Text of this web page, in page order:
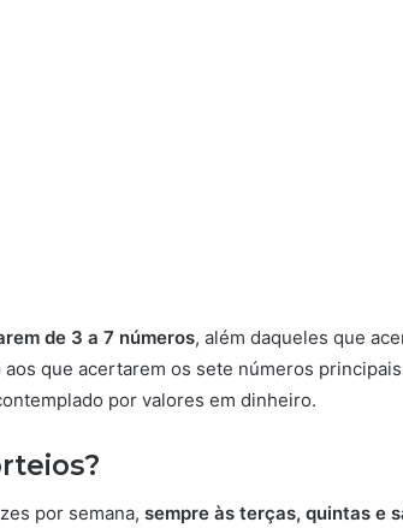
de 3 a 7 números, além daqueles que
que acertarem os sete números
por valores em dinheiro.
por semana, sempre às terças, quintas e